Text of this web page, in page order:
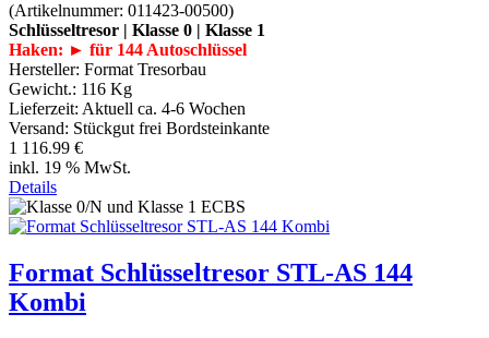
(Artikelnummer: 011423-00500)
Schlüsseltresor | Klasse 0 | Klasse 1
Haken: ► für 144 Autoschlüssel
Hersteller: Format Tresorbau
Gewicht.: 116 Kg
Lieferzeit: Aktuell ca. 4-6 Wochen
Versand: Stückgut frei Bordsteinkante
1 116.99 €
inkl. 19 % MwSt.
Details
Format Schlüsseltresor STL-AS 144
Kombi